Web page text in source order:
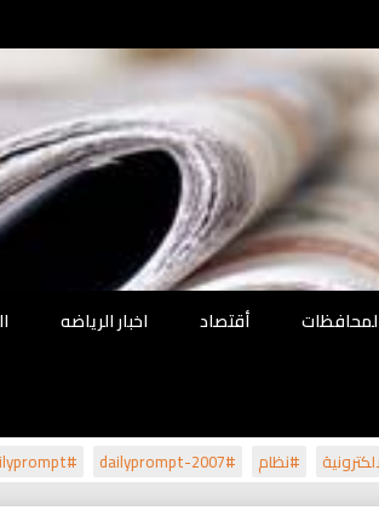
أقتصاد اخبار الرياضه
#نظام #dailyprompt-2007
#dailyprompt